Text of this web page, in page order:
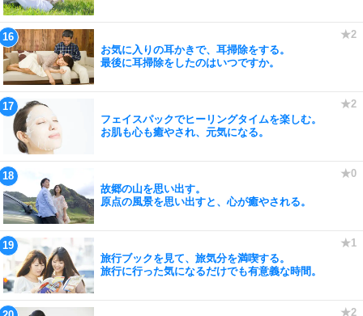
お気に入りの耳かきで、耳掃除をする。
最後に耳掃除をしたのはいつですか。
フェイスパックでヒーリングタイムを楽しむ。
お肌も心も癒やされ、元気になる。
故郷の山を思い出す。
原点の風景を思い出すと、心が癒やされる。
旅行ブックを見て、旅気分を満喫する。
旅行に行った気になるだけでも有意義な時間。